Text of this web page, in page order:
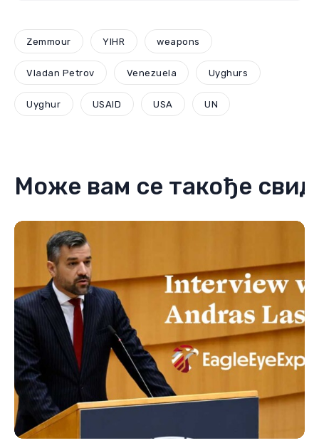
Zemmour YIHR weapons
Vladan Petrov Venezuela Uyghurs
Uyghur USAID USA UN
Може вам се такође